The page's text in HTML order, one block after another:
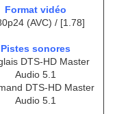
Format vidéo
(AVC) / [1.78]
Pistes sonores
DTS-HD Master
Audio 5.1
DTS-HD Master
Audio 5.1